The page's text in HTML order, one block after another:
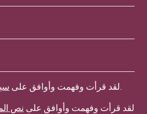
لقد قرأت وفهمت وأوافق على.
لقد قرأت وفهمت وأوافق على نص